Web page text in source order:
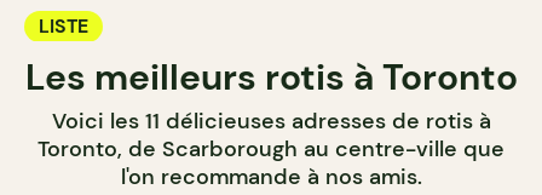
LISTE
Les meilleurs rotis à Toronto
Voici les 11 délicieuses adresses de rotis à
Toronto, de Scarborough au centre-ville que
l'on recommande à nos amis.